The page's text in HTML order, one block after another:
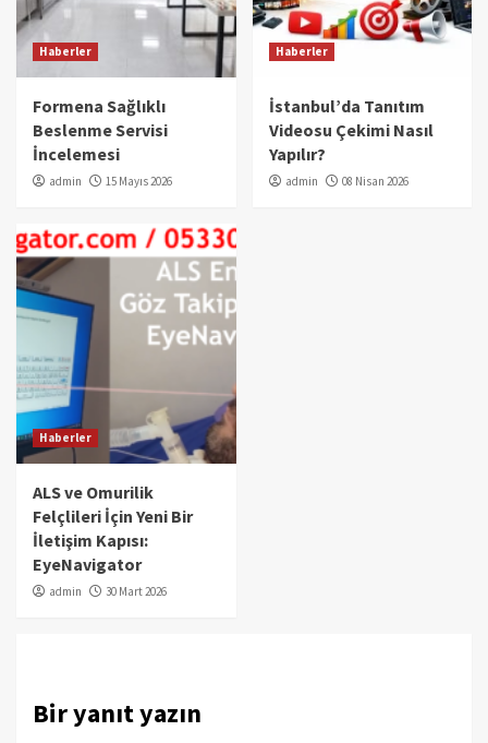
Haberler
Formena Sağlıklı
Beslenme Servisi
İncelemesi
admin 15 Mayıs 2026
Haberler
İstanbul’da Tanıtım
Videosu Çekimi Nasıl
Yapılır?
admin 08 Nisan 2026
Haberler
ALS ve Omurilik
Felçlileri İçin Yeni Bir
İletişim Kapısı:
EyeNavigator
admin 30 Mart 2026
Bir yanıt yazın